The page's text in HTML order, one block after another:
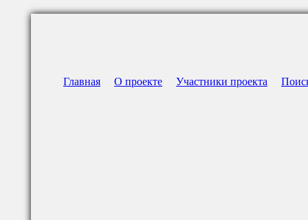
Главная О проекте Участники проекта